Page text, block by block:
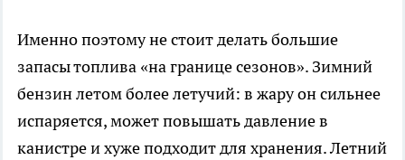
Именно поэтому не стоит делать большие
запасы топлива «на границе сезонов». Зимний
бензин летом более летучий: в жару он сильнее
испаряется, может повышать давление в
канистре и хуже подходит для хранения. Летний